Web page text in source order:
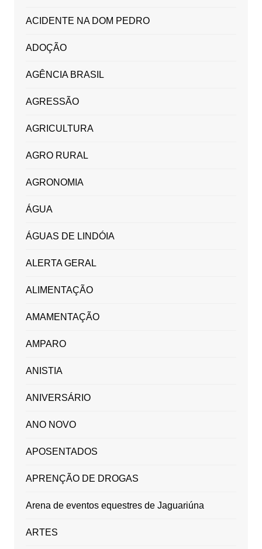
ACIDENTE NA DOM PEDRO
ADOÇÃO
AGÊNCIA BRASIL
AGRESSÃO
AGRICULTURA
AGRO RURAL
AGRONOMIA
ÁGUA
ÁGUAS DE LINDÓIA
ALERTA GERAL
ALIMENTAÇÃO
AMAMENTAÇÃO
AMPARO
ANISTIA
ANIVERSÁRIO
ANO NOVO
APOSENTADOS
APRENÇÃO DE DROGAS
Arena de eventos equestres de Jaguariúna
ARTES